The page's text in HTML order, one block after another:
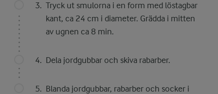
Tryck ut smulorna i en form med löstagbar
kant, ca 24 cm i diameter. Grädda i mitten
av ugnen ca 8 min.
Dela jordgubbar och skiva rabarber.
Blanda jordgubbar, rabarber och socker i